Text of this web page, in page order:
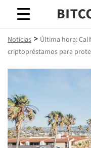
Noticias > Última hora:
criptopréstamos para